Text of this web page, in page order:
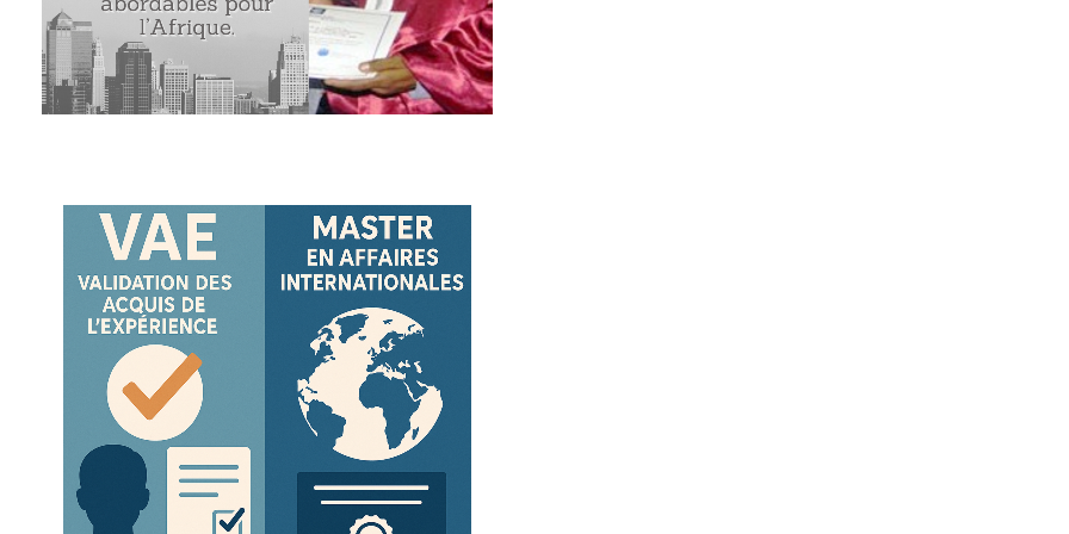
et le financement des masters.
1 année, 1 000 euros).
au moment de l'inscription : 10 % de réduction. Montant à payer :
financement EENI :
de l'inscription : 700 euros,
fin de la formation : 300 euros
ECTS, 2 ans, 2 000 euros).